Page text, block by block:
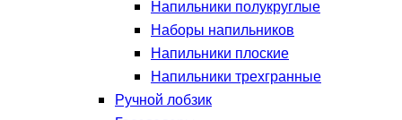
Напильники полукруглые
Наборы напильников
Напильники плоские
Напильники трехгранные
Ручной лобзик